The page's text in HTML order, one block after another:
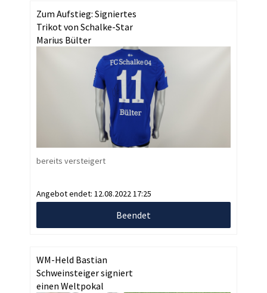
Zum Aufstieg: Signiertes
Trikot von Schalke-Star
Marius Bülter
bereits versteigert
Angebot endet: 12.08.2022 17:25
Beendet
WM-Held Bastian
Schweinsteiger signiert
einen Weltpokal